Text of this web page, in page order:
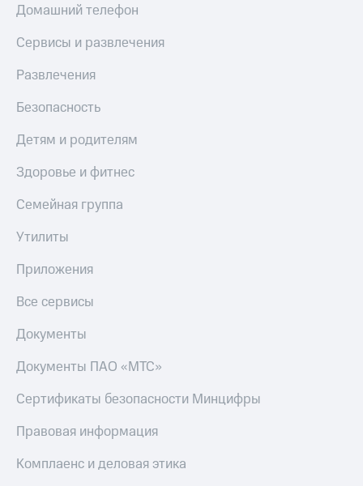
Домашний телефон
Сервисы и развлечения
Развлечения
Безопасность
Детям и родителям
Здоровье и фитнес
Семейная группа
Утилиты
Приложения
Все сервисы
Документы
Документы ПАО «МТС»
Сертификаты безопасности Минцифры
Правовая информация
Комплаенс и деловая этика